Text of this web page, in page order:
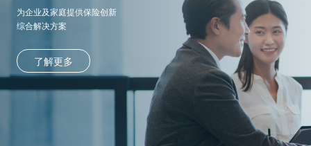
为企业及家庭提供保险创新
综合解决方案
了解更多